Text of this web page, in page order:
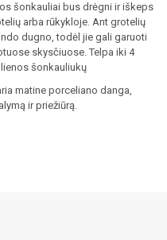
šonkauliai bus drėgni ir iškeps
arba rūkykloje. Ant grotelių
dugno, todėl jie gali garuoti
skysčiuose. Telpa iki 4
šonkauliukų
matine porceliano danga,
ir priežiūrą.